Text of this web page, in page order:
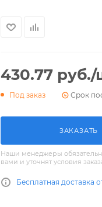
430.77 руб./
Под заказ Срок
ЗАКАЗАТЬ
Наши менеджеры
вами и уточнят условия
Бесплатная доставка